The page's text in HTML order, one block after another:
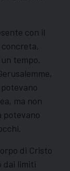
con il
tempo.
ma non
potevano
di Cristo
dai limiti